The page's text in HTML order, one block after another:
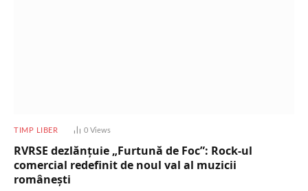
TIMP LIBER 0 Views
RVRSE dezlănțuie „Furtună de Foc”: Rock-ul
comercial redefinit de noul val al muzicii
românești